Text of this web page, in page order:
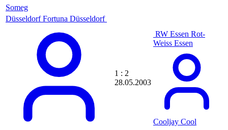
darkinho
da rogue
Dav1D
DaveDy
dave the brave
David
david3388gm
David Bucher
DavidFerox
Daviho
Davin307
DaVirus
daywhogga
Someg
Düsseldorf Fortuna Düsseldorf
1 : 2
28.05.2003
RW Essen Rot-
Weiss Essen
Cooljay Cool